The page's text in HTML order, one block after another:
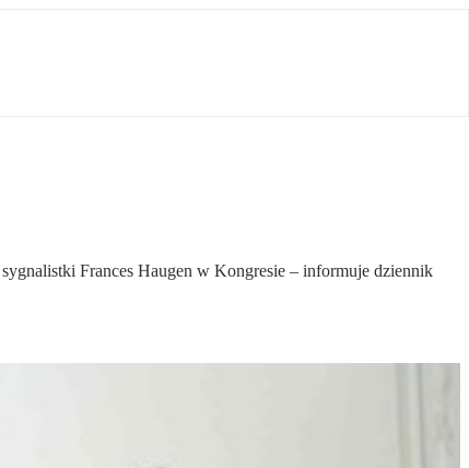
Frances Haugen w Kongresie – informuje dziennik